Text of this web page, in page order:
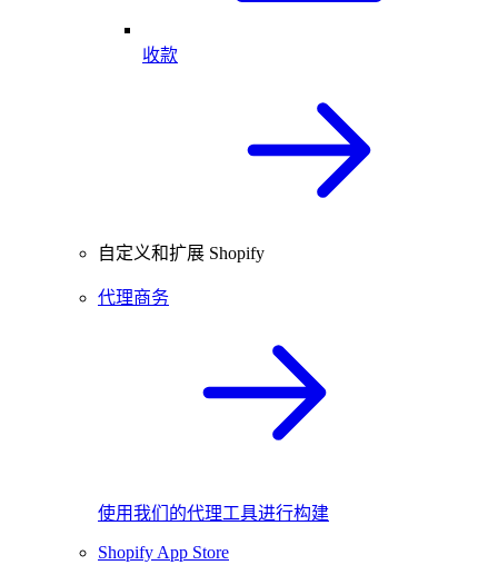
收款
自定义和扩展 Shopify
代理商务
使用我们的代理工具进行构建
Shopify App Store